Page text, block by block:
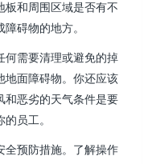
板和周围区域是否有不
碍物的地方。
何需要清理或避免的掉
地面障碍物。你还应该
和恶劣的天气条件是要
员工。
全预防措施。了解操作